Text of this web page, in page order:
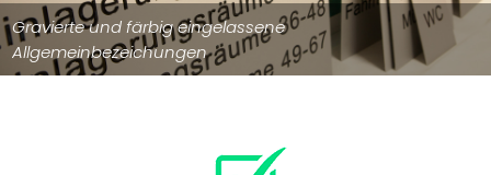
Gravierte und färbig eingelassene
Allgemeinbezeichungen